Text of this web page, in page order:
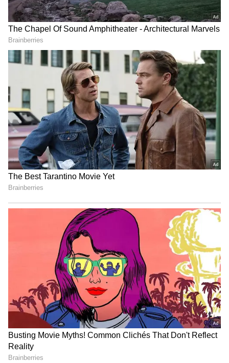
தமிழக மாணவர்களை விரட்டி விரட்டி
தாக்கிய கொடூரம்..! திருப்பதி
டோல்கேட்டில் மர்ம நபர்கள் தாக்கியதால்
சுகாதாரத் துறையில்
சாதனையா? சோதனையா? –
விமர்சனங்களுக்கு அமைச்சர்
அருண்ராஜ் காரசார பதிலடி!